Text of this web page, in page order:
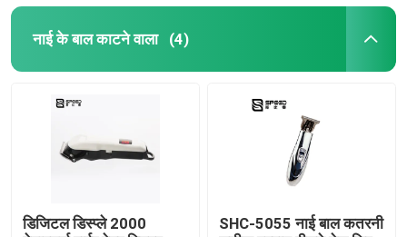
नाई के बाल काटने वाला (4)
डिजिटल डिस्प्ले 2000
SHC-5055 नाई बाल कतरनी